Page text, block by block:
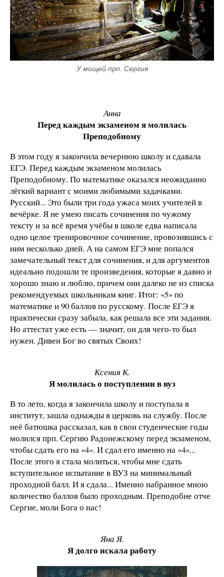
У мощей прп. Сергия
Анна
Перед каждым экзаменом я молилась
Преподобному
В этом году я закончила вечернюю школу и сдавала
ЕГЭ. Перед каждым экзаменом молилась
Преподобному. По математике оказался неожиданно
лёгкий вариант с моими любимыми задачками.
Русский... Это были три года ужаса моих учителей в
вечёрке. Я не умею писать сочинения по чужому
тексту и за всё время учёбы в школе едва написала
одно целое тренировочное сочинение, провозившись с
ним несколько дней. А на самом ЕГЭ мне попался
замечательный текст для сочинения, и для аргументов
идеально подошли те произведения, которые я давно и
хорошо знаю и люблю, причем они далеко не из списка
рекомендуемых школьникам книг. Итог: «5» по
математике и 90 баллов по русскому. После ЕГЭ я
практически сразу забыла, как решала все эти задания.
Но аттестат уже есть — значит, он для чего-то был
нужен. Дивен Бог во святых Своих!
Ксения К.
Я молилась о поступлении в вуз
В то лето, когда я закончила школу и поступала в
институт, зашла однажды в церковь на службу. После
неё батюшка рассказал, как в свои студенческие годы
молился прп. Сергию Радонежскому перед экзаменом,
чтобы сдать его на «4». И сдал его именно на «4»...
После этого я стала молиться, чтобы мне сдать
вступительное испытание в ВУЗ на минимальный
проходной балл. И я сдала... Именно набранное мною
количество баллов было проходным. Преподобне отче
Сергие, моли Бога о нас!
Яна Я.
Я долго искала работу